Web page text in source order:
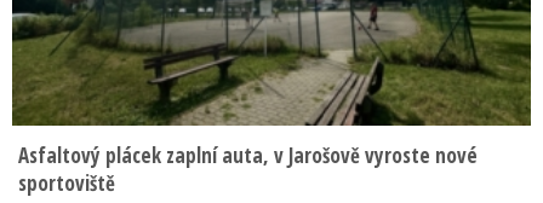
Asfaltový plácek zaplní auta, v Jarošově vyroste nové
sportoviště